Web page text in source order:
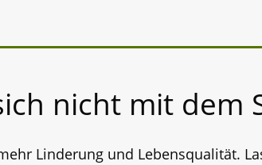
nicht mit dem
Linderung und Lebensqualität.